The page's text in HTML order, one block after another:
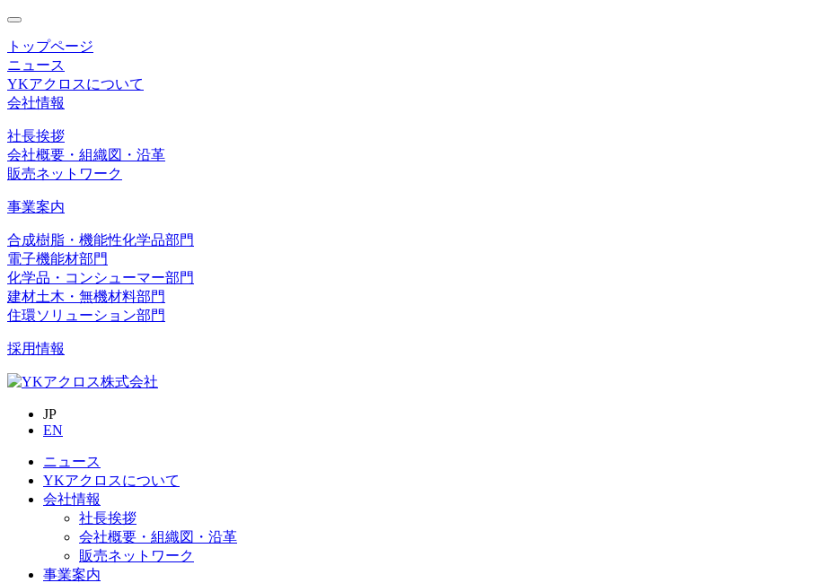
toggle
navigation
トップページ
ニュース
YKアクロスについて
会社情報
社長挨拶
会社概要・組織図・沿革
販売ネットワーク
事業案内
合成樹脂・機能性化学品部門
電子機能材部門
化学品・コンシューマー部門
建材土木・無機材料部門
住環ソリューション部門
採用情報
JP
EN
ニュース
YKアクロスについて
会社情報
社長挨拶
会社概要・組織図・沿革
販売ネットワーク
事業案内